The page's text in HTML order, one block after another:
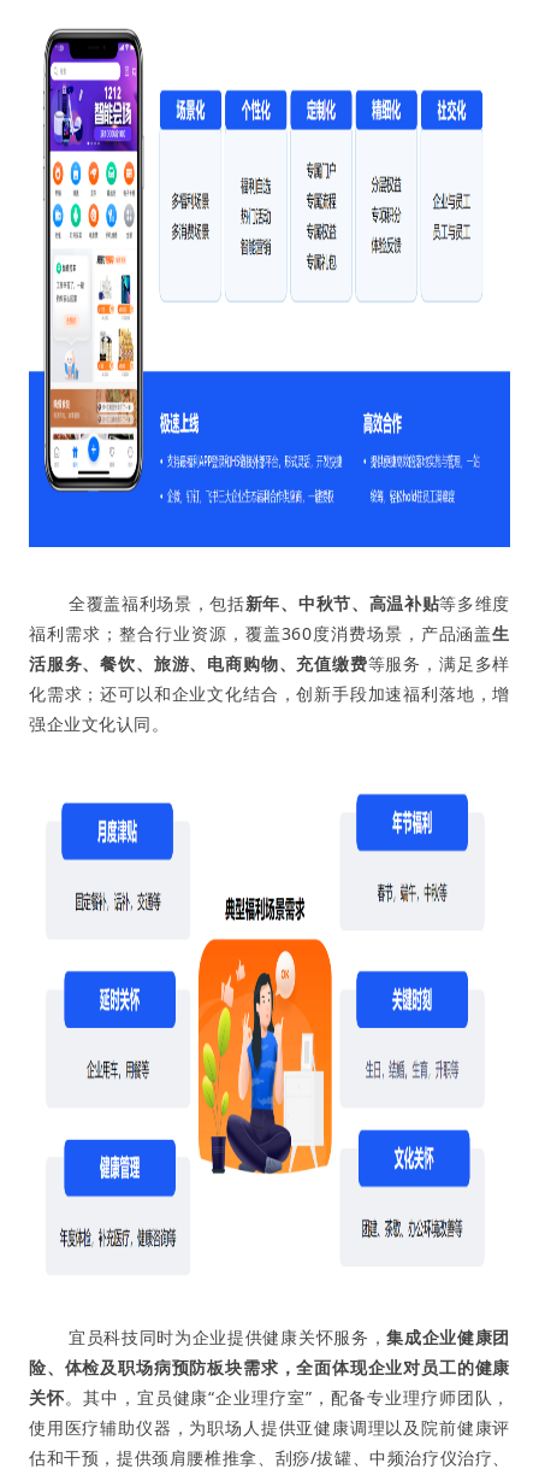
全覆盖福利场景，包括新年、中秋节、高温补贴等多维度
福利需求；整合行业资源，覆盖360度消费场景，产品涵盖生
活服务、餐饮、旅游、电商购物、充值缴费等服务，满足多样
化需求；还可以和企业文化结合，创新手段加速福利落地，增
强企业文化认同。
宜员科技同时为企业提供健康关怀服务，集成企业健康团
险、体检及职场病预防板块需求，全面体现企业对员工的健康
关怀。其中，宜员健康“企业理疗室”，配备专业理疗师团队，
使用医疗辅助仪器，为职场人提供亚健康调理以及院前健康评
估和干预，提供颈肩腰椎推拿、刮痧/拔罐、中频治疗仪治疗、